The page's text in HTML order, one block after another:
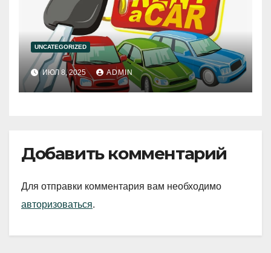
UNCATEGORIZED
ИЮЛ 8, 2025 ADMIN
Добавить комментарий
Для отправки комментария вам необходимо
авторизоваться.